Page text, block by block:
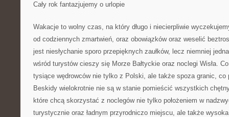
Cały rok fantazjujemy o urlopie
Wakacje to wolny czas, na który długo i niecierpliwie
od codziennych zmartwień, oraz obowiązków oraz weselić
jest niesłychanie sporo przepięknych zaułków, lecz niemniej
wśród turystów cieszy się Morze Bałtyckie oraz noclegi Wisła.
tysiące wędrowców nie tylko z Polski, ale także spoza granic, co
Beskidy wielokrotnie nie są w stanie pomieścić wszystkich
które chcą skorzystać z noclegów nie tylko położeniem w
turystycznie oraz ładnym przyrodniczo miejscu, ale także